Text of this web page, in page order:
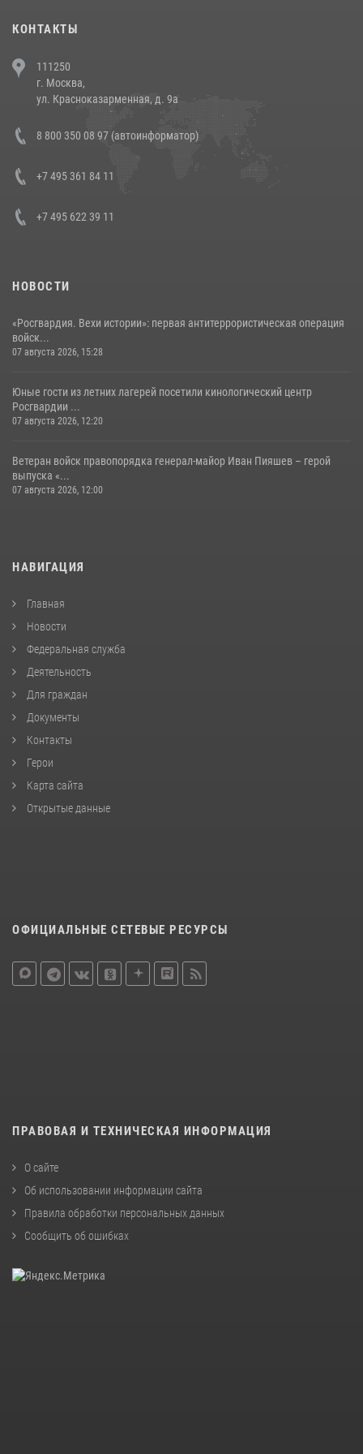
напавших на бригаду скорой помощи (видео)
14 июля 2026, 12:20
В Росгвардии прошла военно-научная конференция по обобщению
боевого опыта
КОНТАКТЫ
111250
г. Москва,
ул. Красноказарменная, д. 9а
8 800 350 08 97 (автоинформатор)
+7 495 361 84 11
+7 495 622 39 11
НОВОСТИ
«Росгвардия. Вехи истории»: первая антитеррористическая операция
войск...
07 августа 2026, 15:28
Юные гости из летних лагерей посетили кинологический центр
Росгвардии ...
07 августа 2026, 12:20
Ветеран войск правопорядка генерал-майор Иван Пияшев – герой
выпуска «...
07 августа 2026, 12:00
НАВИГАЦИЯ
Главная
Новости
Федеральная служба
Деятельность
Для граждан
Документы
Контакты
Герои
Карта сайта
Открытые данные
ОФИЦИАЛЬНЫЕ СЕТЕВЫЕ РЕСУРСЫ
ПРАВОВАЯ И ТЕХНИЧЕСКАЯ ИНФОРМАЦИЯ
О сайте
Об использовании информации сайта
Правила обработки персональных данных
Сообщить об ошибках